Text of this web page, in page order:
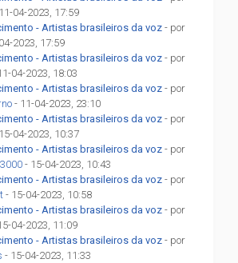
04-2023, 17:59
- Artistas brasileiros da voz - por
2023, 17:59
- Artistas brasileiros da voz - por
04-2023, 18:03
- Artistas brasileiros da voz - por
- 11-04-2023, 23:10
- Artistas brasileiros da voz - por
04-2023, 10:37
- Artistas brasileiros da voz - por
- 15-04-2023, 10:43
- Artistas brasileiros da voz - por
- 15-04-2023, 10:58
- Artistas brasileiros da voz - por
04-2023, 11:09
- Artistas brasileiros da voz - por
- 15-04-2023, 11:33